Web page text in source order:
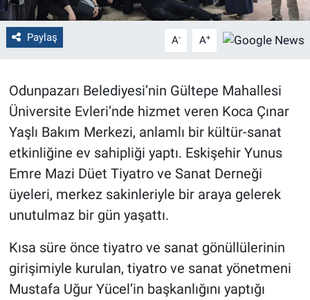
Paylaş A- A+
Odunpazarı Belediyesi’nin Gültepe Mahallesi
Üniversite Evleri’nde hizmet veren Koca Çınar
Yaşlı Bakım Merkezi, anlamlı bir kültür-sanat
etkinliğine ev sahipliği yaptı. Eskişehir Yunus
Emre Mazi Düet Tiyatro ve Sanat Derneği
üyeleri, merkez sakinleriyle bir araya gelerek
unutulmaz bir gün yaşattı.
Kısa süre önce tiyatro ve sanat gönüllülerinin
girişimiyle kurulan, tiyatro ve sanat yönetmeni
Mustafa Uğur Yücel’in başkanlığını yaptığı
Gezi
Çevre
Yerel
Magazin
Bilim ve Teknoloji